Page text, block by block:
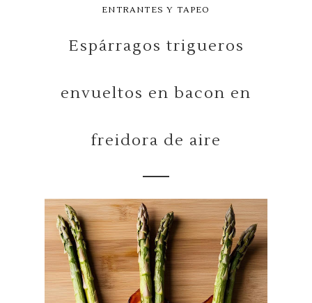
ENTRANTES Y TAPEO
Espárragos trigueros
envueltos en bacon en
freidora de aire